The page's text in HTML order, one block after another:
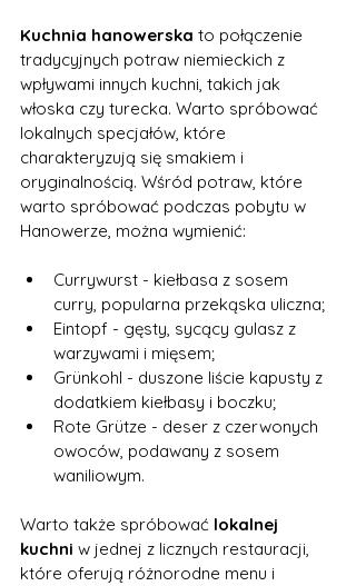
Kuchnia hanowerska to połączenie
tradycyjnych potraw niemieckich z
wpływami innych kuchni, takich jak
włoska czy turecka. Warto spróbować
lokalnych specjałów, które
charakteryzują się smakiem i
oryginalnością. Wśród potraw, które
warto spróbować podczas pobytu w
Hanowerze, można wymienić:
Currywurst - kiełbasa z sosem
curry, popularna przekąska uliczna;
Eintopf - gęsty, sycący gulasz z
warzywami i mięsem;
Grünkohl - duszone liście kapusty z
dodatkiem kiełbasy i boczku;
Rote Grütze - deser z czerwonych
owoców, podawany z sosem
waniliowym.
Warto także spróbować lokalnej
kuchni w jednej z licznych restauracji,
które oferują różnorodne menu i